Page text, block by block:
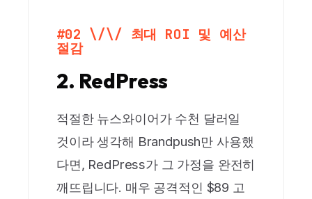
#02 \/\/ 최대 ROI 및 예산
절감
2. RedPress
적절한 뉴스와이어가 수천 달러일
것이라 생각해 Brandpush만 사용했
다면, RedPress가 그 가정을 완전히
깨뜨립니다. 매우 공격적인 $89 고